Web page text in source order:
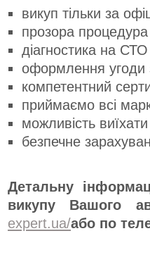
викуп тільки за
прозора процедура
діагностика на
оформлення угоди
компетентний
приймаємо всі
можливість
безпечне
Детальну
викупу Вашого
expert.ua/aбо по